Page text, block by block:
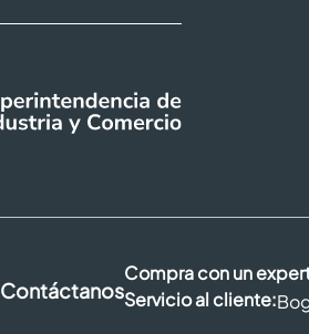
Contáctanos
Compra con un
Servicio al cliente: